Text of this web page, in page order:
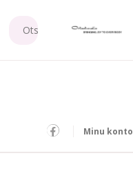
Minu konto